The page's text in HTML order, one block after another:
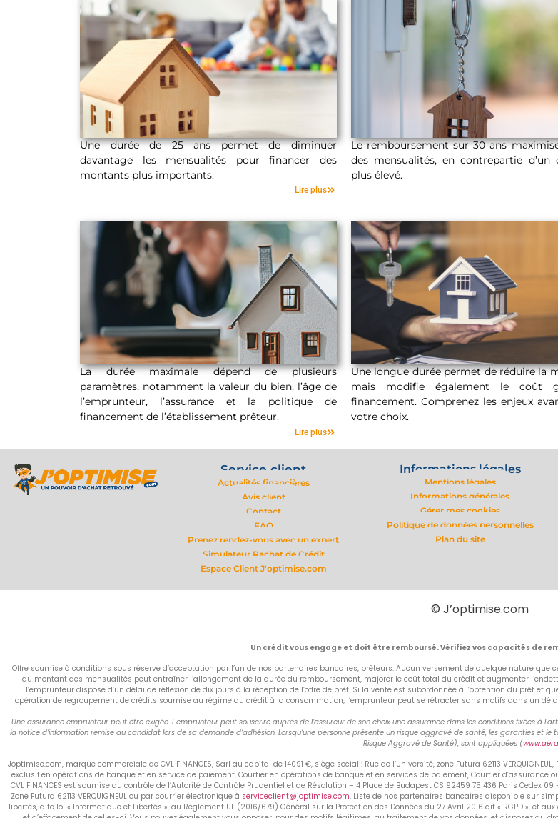
25 ans
Une durée de 25 ans permet de diminuer
davantage les mensualités pour financer des
montants plus importants.
Lire plus
Le remboursement sur 30 ans
des mensualités, en contrepartie
plus élevé.
Durée maximale
La durée maximale dépend de plusieurs
paramètres, notamment la valeur du bien, l’âge de
l’emprunteur, l’assurance et la politique de
financement de l’établissement prêteur.
Lire plus
Longue durée
Une longue durée permet de réduire la
mais modifie également le coût
financement. Comprenez les enjeux
votre choix.
Service client
Actualités financières
Avis client
Contact
FAQ
Prenez rendez-vous avec un expert
Simulateur Rachat de Crédit
Espace Client J'optimise.com
Informations légales
Mentions légales
Informations générales
Gérer mes cookies
Politique de données personnelles
Plan du site
© J’optimise.com
Un crédit vous engage et doit être remboursé. Vérifiez vos capacités de
Offre soumise à conditions sous réserve d’acceptation par l’un de nos partenaires bancaires, prêteurs. Aucun versement de quelque nature
du montant des mensualités peut entraîner l’allongement de la durée du remboursement, majorer le coût total du crédit et augmenter
l’emprunteur dispose d’un délai de réflexion de dix jours à la réception de l’offre de prêt. Si la vente est subordonnée à l’obtention du prêt et
opération de regroupement de crédits soumise au régime du crédit à la consommation, l’emprunteur peut se rétracter sans motifs dans un
Une assurance emprunteur peut être exigée. L’emprunteur peut souscrire auprès de l’assureur de son choix une assurance dans les conditions fixées à
la notice d’information remise au candidat lors de sa demande d’adhésion. Lorsqu’une personne présente un risque aggravé de santé, les garanties et
Risque Aggravé de Santé), sont appliquées (
Joptimise.com, marque commerciale de CVL FINANCES, Sarl au capital de 14091 €, siège social : Rue de l’Université, zone Futura 62113
exclusif en opérations de banque et en service de paiement, Courtier en opérations de banque et en services de paiement, Courtier
CVL FINANCES est soumise au contrôle de l’Autorité de Contrôle Prudentiel et de Résolution – 4 Place de Budapest CS 92459 75 436 Paris Cedex 09
Zone Futura 62113 VERQUIGNEUL ou par courrier électronique à serviceclient@joptimise.com. Liste de nos partenaires bancaires disponible sur
libertés, dite loi « Informatique et Libertés », au Règlement UE (2016/679) Général sur la Protection des Données du 27 Avril 2016 dit « RGPD »,